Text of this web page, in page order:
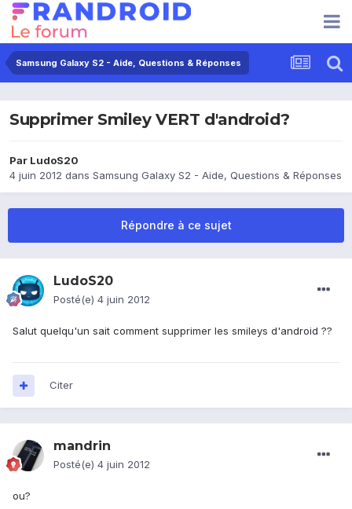
Samsung Galaxy S2 - Aide, Questions & Réponses
Supprimer Smiley VERT d'android?
Par LudoS20
4 juin 2012 dans Samsung Galaxy S2 - Aide, Questions & Réponses
Répondre à ce sujet
LudoS20
Posté(e) 4 juin 2012
Salut quelqu'un sait comment supprimer les smileys d'android ??
Citer
mandrin
Posté(e) 4 juin 2012
ou?